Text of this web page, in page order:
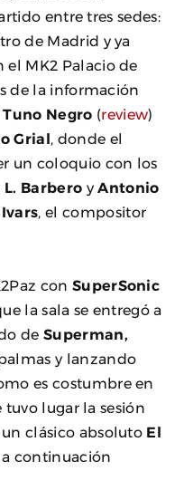
entre tres sedes:
de Madrid y ya
el MK2 Palacio de
de la información
Tuno Negro (review)
Grial
, donde el
un coloquio con los
L. Barbero y Antonio
, el compositor
con SuperSonic
la sala se entregó a
de Superman,
y lanzando
es costumbre en
tuvo lugar la sesión
un clásico absoluto El
a continuación